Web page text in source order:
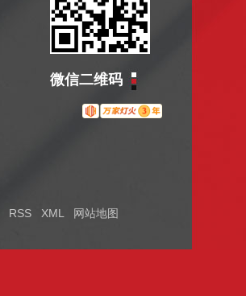
RSS XML 网站地图
微信二维码